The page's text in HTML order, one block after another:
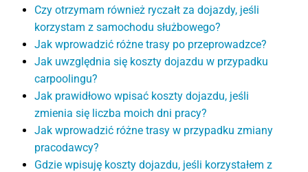
Czy otrzymam również ryczałt za dojazdy, jeśli
korzystam z samochodu służbowego?
Jak wprowadzić różne trasy po przeprowadzce?
Jak uwzględnia się koszty dojazdu w przypadku
carpoolingu?
Jak prawidłowo wpisać koszty dojazdu, jeśli
zmienia się liczba moich dni pracy?
Jak wprowadzić różne trasy w przypadku zmiany
pracodawcy?
Gdzie wpisuję koszty dojazdu, jeśli korzystałem z